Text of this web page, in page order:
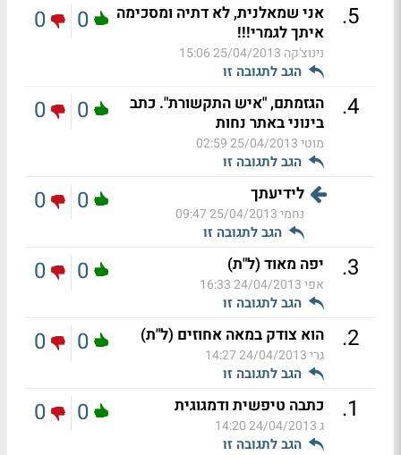
5
.
אני שמאלנית, לא דתיה ומסכימה
איתך לגמרי!!!
נינוצ'קה 25/04/2013 15:06
הגב לתגובה זו
0
0
4
.
הגזמתם, "איש התקשורת". כתב
בינוני באתר נחות
מוטי25/04/2013 02:59
הגב לתגובה זו
0
0
לידיעתך
נחמי25/04/2013 09:47
הגב לתגובה זו
0
0
3
. יפה מאוד (ל"ת)
אפי24/04/2013 16:33
הגב לתגובה זו
0
0
2
. הוא צודק במאה אחוזים (ל"ת)
גרי24/04/2013 14:27
הגב לתגובה זו
0
0
1
. כתבה טיפשית ודמגוגית
ג24/04/2013 14:20
הגב לתגובה זו
0
0